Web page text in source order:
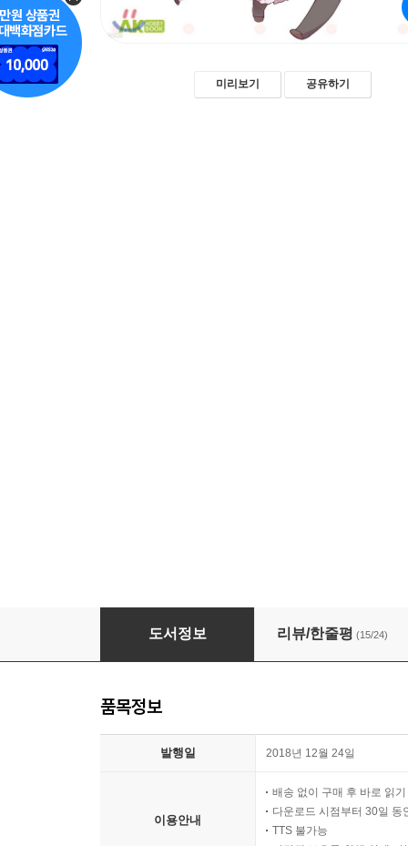
미리보기 공유하기
[대여] 미니 캐릭터 다양하게 그리기
도서정보 리뷰/한줄평 (15/24)
품목정보
발행일 2018년 12월 24일
이용안내
배송 없이 구매 후 바로 읽기
다운로드 시점부터 30일 동
TTS 불가능